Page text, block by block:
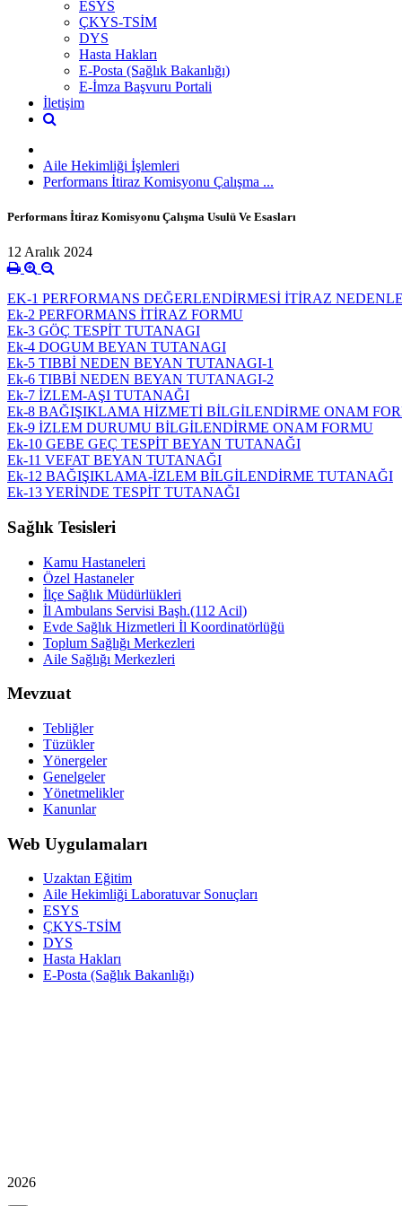
ESYS
ÇKYS-TSİM
DYS
Hasta Hakları
E-Posta (Sağlık Bakanlığı)
E-İmza Başvuru Portali
İletişim
Aile Hekimliği İşlemleri
Performans İtiraz Komisyonu Çalışma ...
Performans İtiraz Komisyonu Çalışma Usulü Ve Esasları
12 Aralık 2024
EK-1 PERFORMANS DEĞERLENDİRMESİ İTİRAZ
Ek-2 PERFORMANS İTİRAZ FORMU
Ek-3 GÖÇ TESPİT TUTANAGI
Ek-4 DOGUM BEYAN TUTANAGI
Ek-5 TIBBİ NEDEN BEYAN TUTANAGI-1
Ek-6 TIBBİ NEDEN BEYAN TUTANAGI-2
Ek-7 İZLEM-AŞI TUTANAĞI
Ek-8 BAĞIŞIKLAMA HİZMETİ BİLGİLENDİRME ONAM
Ek-9 İZLEM DURUMU BİLGİLENDİRME ONAM FORMU
Ek-10 GEBE GEÇ TESPİT BEYAN TUTANAĞI
Ek-11 VEFAT BEYAN TUTANAĞI
Ek-12 BAĞIŞIKLAMA-İZLEM BİLGİLENDİRME TUTANAĞI
Ek-13 YERİNDE TESPİT TUTANAĞI
Sağlık Tesisleri
Kamu Hastaneleri
Özel Hastaneler
İlçe Sağlık Müdürlükleri
İl Ambulans Servisi Başh.(112 Acil)
Evde Sağlık Hizmetleri İl Koordinatörlüğü
Toplum Sağlığı Merkezleri
Aile Sağlığı Merkezleri
Mevzuat
Tebliğler
Tüzükler
Yönergeler
Genelgeler
Yönetmelikler
Kanunlar
Web Uygulamaları
Uzaktan Eğitim
Aile Hekimliği Laboratuvar Sonuçları
ESYS
ÇKYS-TSİM
DYS
Hasta Hakları
E-Posta (Sağlık Bakanlığı)
2026